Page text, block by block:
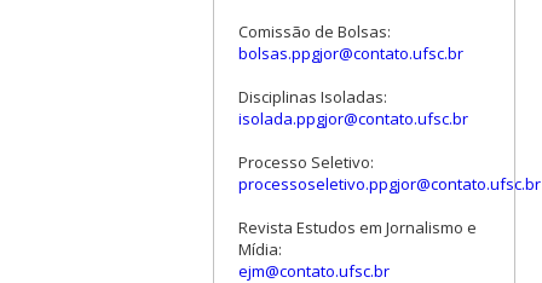
Comissão de Bolsas:
bolsas.ppgjor@contato.ufsc.br
Disciplinas Isoladas:
isolada.ppgjor@contato.ufsc.br
Processo Seletivo:
processoseletivo.ppgjor@contato.ufsc.br
Revista Estudos em Jornalismo e
Mídia:
ejm@contato.ufsc.br